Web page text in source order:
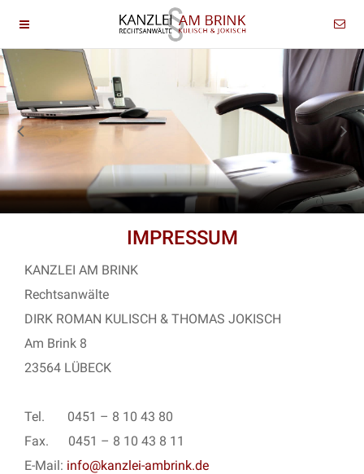
IMPRESSUM
KANZLEI AM BRINK
Rechtsanwälte
DIRK ROMAN KULISCH & THOMAS JOKISCH
Am Brink 8
23564 LÜBECK
Tel. 0451 – 8 10 43 80
Fax. 0451 – 8 10 43 8 11
E-Mail: info@kanzlei-ambrink.de